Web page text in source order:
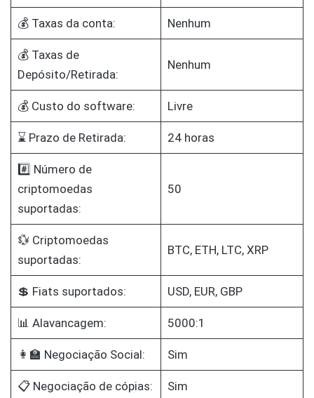
💰 Taxas da conta: Nenhum
💰 Taxas de
Depósito/Retirada:
Nenhum
💰 Custo do software: Livre
⌛ Prazo de Retirada: 24 horas
#️⃣ Número de
criptomoedas
suportadas:
50
💱 Criptomoedas
suportadas:
BTC, ETH, LTC, XRP
💲 Fiats suportados: USD, EUR, GBP
📊 Alavancagem: 5000:1
👩‍🏫 Negociação Social: Sim
📋 Negociação de cópias: Sim